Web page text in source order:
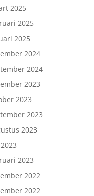
2025
2025
2025
2024
2024
2023
2023
2023
2023
2023
2022
2022